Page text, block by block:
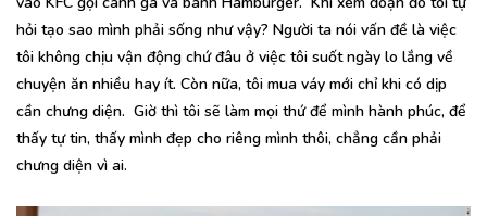
hỏi tạo sao mình phải sống như vậy? Người ta nói vấn đề là việc
tôi không chịu vận động chứ đâu ở việc tôi suốt ngày lo lắng về
chuyện ăn nhiều hay ít. Còn nữa, tôi mua váy mới chỉ khi có dịp
cần chưng diện. Giờ thì tôi sẽ làm mọi thứ để mình hành phúc, để
thấy tự tin, thấy mình đẹp cho riêng mình thôi, chẳng cần phải
chưng diện vì ai.